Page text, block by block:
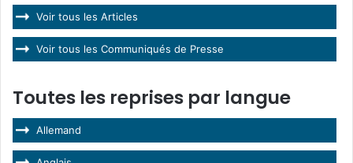
Voir tous les Articles
Voir tous les Communiqués de Presse
Toutes les reprises par langue
Allemand